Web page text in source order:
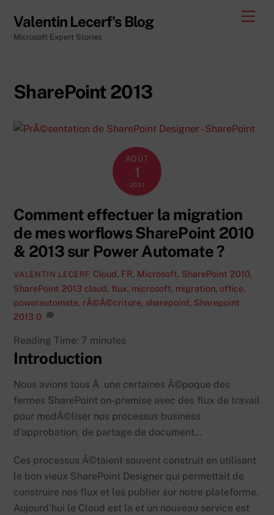
content
Valentin Lecerf's Blog
Microsoft Expert Stories
SharePoint 2013
AOÛT
1
2021
Comment effectuer la migration
de mes worflows SharePoint 2010
& 2013 sur Power Automate ?
VALENTIN LECERF Cloud, FR, Microsoft, SharePoint 2010,
SharePoint 2013 cloud, flux, microsoft, migration, office,
powerautomate, rÃ©Ã©criture, sharepoint, Sharepoint
2013 0
Reading Time: 7 minutes
Introduction
Nous avions tous Ã une certaines Ã©poque des
fermes SharePoint on-premise avec des flux de travail
pour modÃ©liser nos processus business
d’approbation, de partage de document…
Ces processus Ã©taient souvent construit en utilisant
le bon vieux SharePoint Designer qui permettait de
construire nos flux et les publier sur notre plateforme.
Aujourd’hui le Cloud est la et un nouveau service est